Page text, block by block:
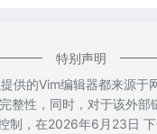
特别声明
供的Vim编辑器都来源于
整性，同时，对于该外部
制，在2026年6月23日